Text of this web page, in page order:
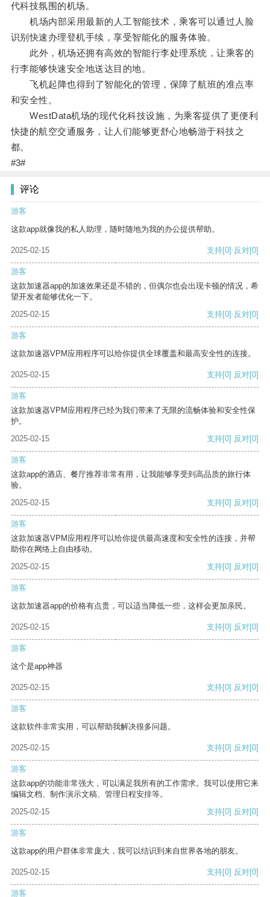
代科技氛围的机场。
机场内部采用最新的人工智能技术，乘客可以通过人脸
识别快速办理登机手续，享受智能化的服务体验。
此外，机场还拥有高效的智能行李处理系统，让乘客的
行李能够快速安全地送达目的地。
飞机起降也得到了智能化的管理，保障了航班的准点率
和安全性。
WestData机场的现代化科技设施，为乘客提供了更便利
快捷的航空交通服务，让人们能够更舒心地畅游于科技之
都。
#3#
评论
游客
这款app就像我的私人助理，随时随地为我的办公提供帮助。
2025-02-15 支持[0] 反对[0]
游客
这款加速器app的加速效果还是不错的，但偶尔也会出现卡顿的情况，希
望开发者能够优化一下。
2025-02-15
支持[0] 反对[0]
游客
这款加速器VPM应用程序可以给你提供全球覆盖和最高安全性的连接。
2025-02-15 支持[0] 反对[0]
游客
这款加速器VPM应用程序已经为我们带来了无限的流畅体验和安全性保
护。
2025-02-15
支持[0] 反对[0]
游客
这款app的酒店、餐厅推荐非常有用，让我能够享受到高品质的旅行体
验。
2025-02-15
支持[0] 反对[0]
游客
这款加速器VPM应用程序可以给你提供最高速度和安全性的连接，并帮
助你在网络上自由移动。
2025-02-15
支持[0] 反对[0]
游客
这款加速器app的价格有点贵，可以适当降低一些，这样会更加亲民。
2025-02-15 支持[0] 反对[0]
游客
这个是app神器
2025-02-15 支持[0] 反对[0]
游客
这款软件非常实用，可以帮助我解决很多问题。
2025-02-15 支持[0] 反对[0]
游客
这款app的功能非常强大，可以满足我所有的工作需求。我可以使用它来
编辑文档、制作演示文稿、管理日程安排等。
2025-02-15
支持[0] 反对[0]
游客
这款app的用户群体非常庞大，我可以结识到来自世界各地的朋友。
2025-02-15 支持[0] 反对[0]
游客